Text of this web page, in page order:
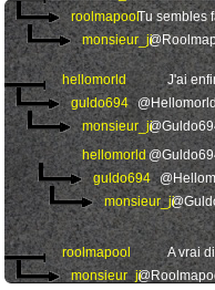
roolmapoolTu sembles
monsieur_ji
hellomorld
J'ai
guldo694
monsieur_ji
hellomorld
guldo694
monsieur_ji
roolmapool
A vrai
monsieur_ji